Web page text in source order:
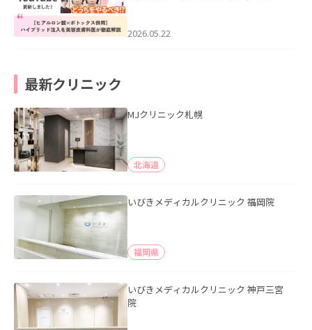
た。
2026.05.22
最新クリニック
MJクリニック札幌
北海道
いびきメディカルクリニック 福岡院
福岡県
いびきメディカルクリニック 神戸三宮
院